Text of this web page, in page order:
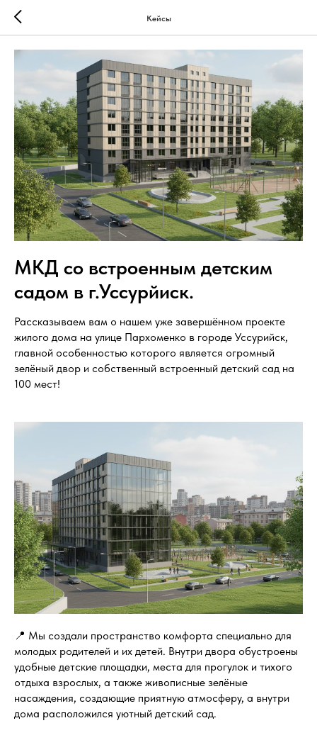
Кейсы
МКД со встроенным детским
садом в г.Уссурйиск.
Рассказываем вам о нашем уже завершённом проекте
жилого дома на улице Пархоменко в городе Уссурийск,
главной особенностью которого является огромный
зелёный двор и собственный встроенный детский сад на
100 мест!
📍 Мы создали пространство комфорта специально для
молодых родителей и их детей. Внутри двора обустроены
удобные детские площадки, места для прогулок и тихого
отдыха взрослых, а также живописные зелёные
насаждения, создающие приятную атмосферу, а внутри
дома расположился уютный детский сад.